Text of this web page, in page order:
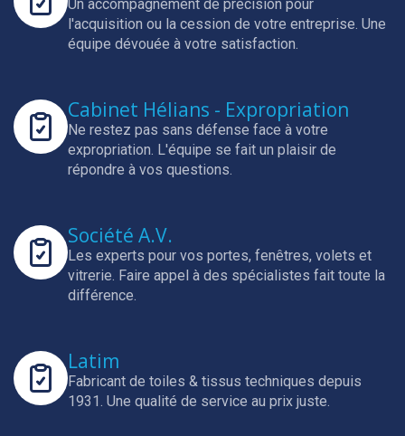
Un accompagnement de précision pour
l'acquisition ou la cession de votre entreprise. Une
équipe dévouée à votre satisfaction.
Cabinet Hélians - Expropriation
Ne restez pas sans défense face à votre
expropriation. L'équipe se fait un plaisir de
répondre à vos questions.
Société A.V.
Les experts pour vos portes, fenêtres, volets et
vitrerie. Faire appel à des spécialistes fait toute la
différence.
Latim
Fabricant de toiles & tissus techniques depuis
1931. Une qualité de service au prix juste.